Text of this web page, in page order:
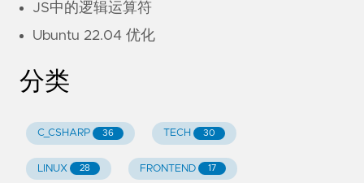
JS中的逻辑运算符
Ubuntu 22.04 优化
分类
C_CSHARP 36 TECH 30
LINUX 28 FRONTEND 17